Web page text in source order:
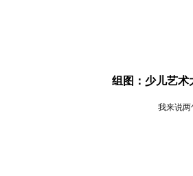
组图：少儿艺术
我来说两